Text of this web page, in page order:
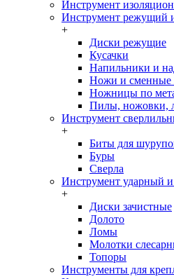
Инструмент
Инструмент режущий
+
Диски режущие
Кусачки
Напильники и
Ножи и сменные
Ножницы по
Пилы, ножовки,
Инструмент
+
Биты для
Буры
Сверла
Инструмент ударный
+
Диски зачистные
Долото
Ломы
Молотки
Топоры
Инструменты для